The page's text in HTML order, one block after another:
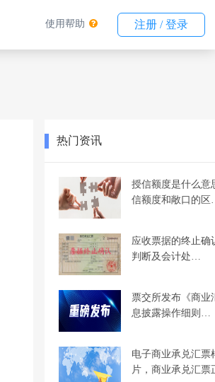
使用帮助 注册 / 登录
热门资讯
授信额度是什么意
信额度和敞口的
应收票据的终止确
判断及会计处…
票交所发布《商业
息披露操作细则…
电子商业承兑汇票
片，商业承兑汇